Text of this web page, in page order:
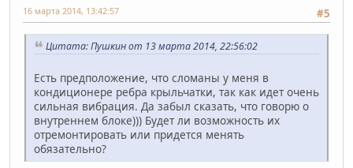
#5
16 марта 2014, 13:42:57
Цитата: Пушкин от 13 марта 2014, 22:56:02
Есть предположение, что сломаны у меня в
кондиционере ребра крыльчатки, так как идет очень
сильная вибрация. Да забыл сказать, что говорю о
внутреннем блоке))) Будет ли возможность их
отремонтировать или придется менять
обязательно?